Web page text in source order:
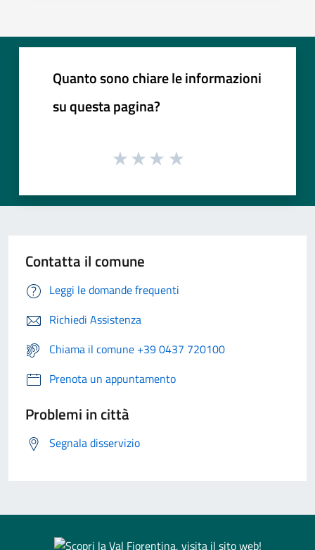
Quanto sono chiare le informazioni
su questa pagina?
Contatta il comune
Leggi le domande frequenti
Richiedi Assistenza
Chiama il comune +39 0437 720100
Prenota un appuntamento
Problemi in città
Segnala disservizio